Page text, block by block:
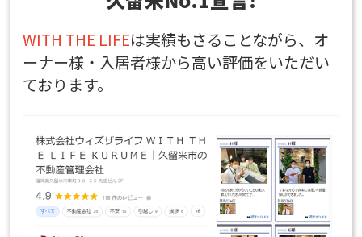
WITH THE LIFEは実績もさることながら、オ
ーナー様・入居者様から高い評価をいただい
ております。